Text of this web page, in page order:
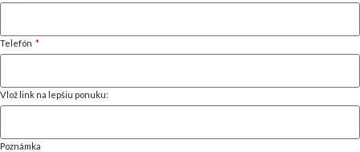
Telefón
Vlož link na lepšiu ponuku:
Poznámka